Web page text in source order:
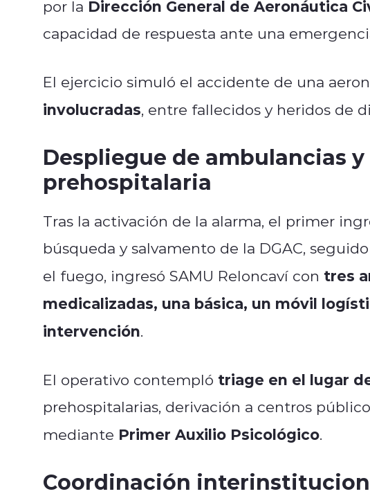
por la Dirección General de Aeronáutica
capacidad de respuesta ante una
El ejercicio simuló el accidente de una
involucradas, entre fallecidos y heridos de
Despliegue de ambulancias
prehospitalaria
Tras la activación de la alarma, el primer
búsqueda y salvamento de la DGAC,
el fuego, ingresó SAMU Reloncaví con tres
medicalizadas, una básica, un móvil
intervención.
El operativo contempló triage en el lugar
prehospitalarias, derivación a centros
mediante Primer Auxilio Psicológico.
Coordinación